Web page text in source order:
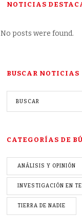
NOTICIAS
No posts were found.
BUSCAR NOTICIAS
CATEGORÍAS DE
ANÁLISIS Y OPINIÓN
INVESTIGACIÓN EN
TIERRA DE NADIE